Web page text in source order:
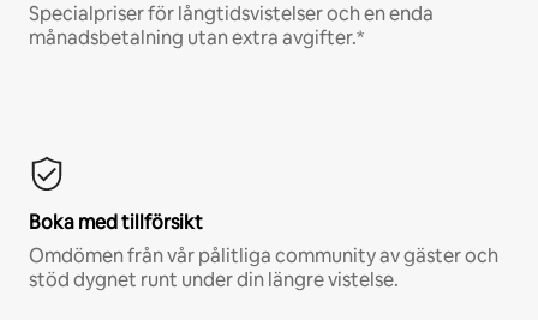
Specialpriser för långtidsvistelser och en enda
månadsbetalning utan extra avgifter.*
Boka med tillförsikt
Omdömen från vår pålitliga community av gäster och
stöd dygnet runt under din längre vistelse.